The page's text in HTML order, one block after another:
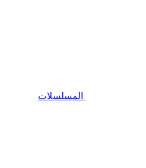
المسلسلات